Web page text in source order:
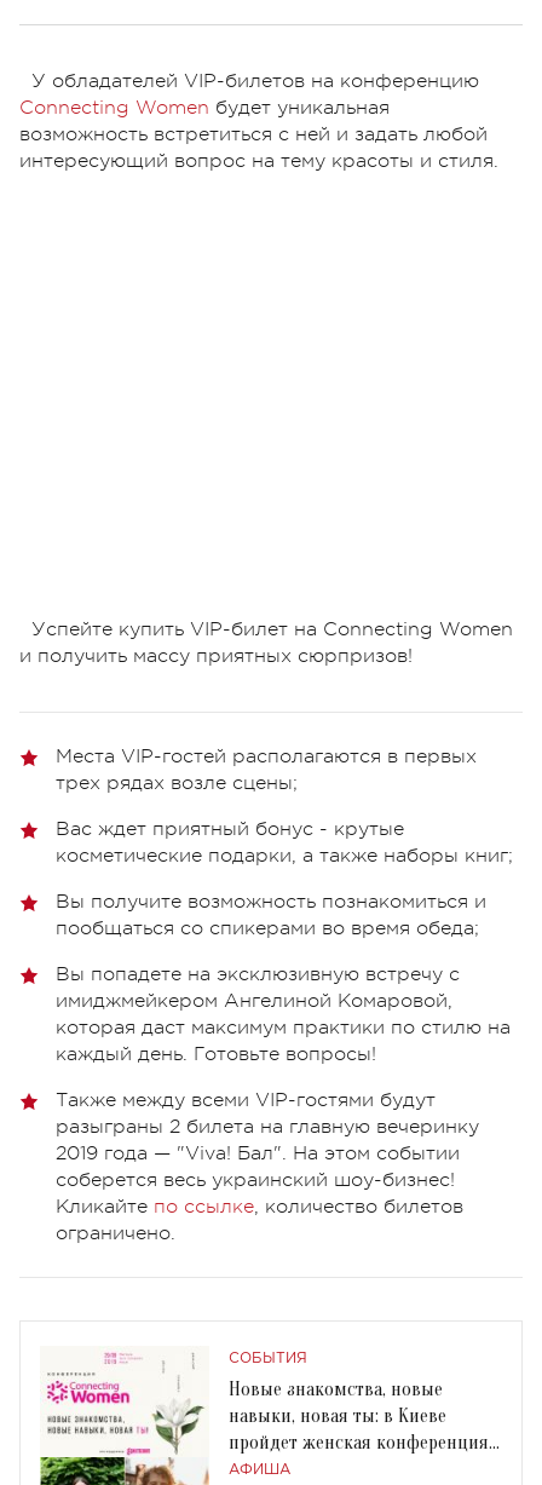
У обладателей VIP-билетов на конференцию
Connecting Women будет уникальная
возможность встретиться с ней и задать любой
интересующий вопрос на тему красоты и стиля.
Успейте купить VIP-билет на Connecting Women
и получить массу приятных сюрпризов!
Места VIP-гостей располагаются в первых
трех рядах возле сцены;
Вас ждет приятный бонус - крутые
косметические подарки, а также наборы книг;
Вы получите возможность познакомиться и
пообщаться со спикерами во время обеда;
Вы попадете на эксклюзивную встречу с
имиджмейкером Ангелиной Комаровой,
которая даст максимум практики по стилю на
каждый день. Готовьте вопросы!
Также между всеми VIP-гостями будут
разыграны 2 билета на главную вечеринку
2019 года — "Viva! Бал". На этом событии
соберется весь украинский шоу-бизнес!
Кликайте по ссылке, количество билетов
ограничено.
СОБЫТИЯ
Новые знакомства, новые
навыки, новая ты: в Киеве
пройдет женская конференция
Connecting Women
АФИША